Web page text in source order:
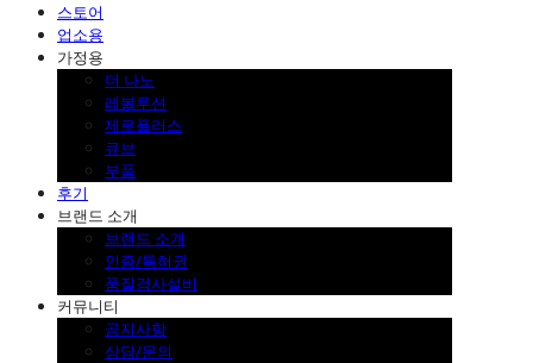
스토어
업소용
가정용
더 나노
레볼루션
제로플러스
큐브
부품
후기
브랜드 소개
브랜드 소개
인증/특허권
품질검사설비
커뮤니티
공지사항
상담/문의